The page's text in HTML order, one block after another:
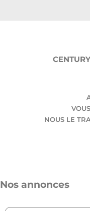
NOUS LE
Nos annonces